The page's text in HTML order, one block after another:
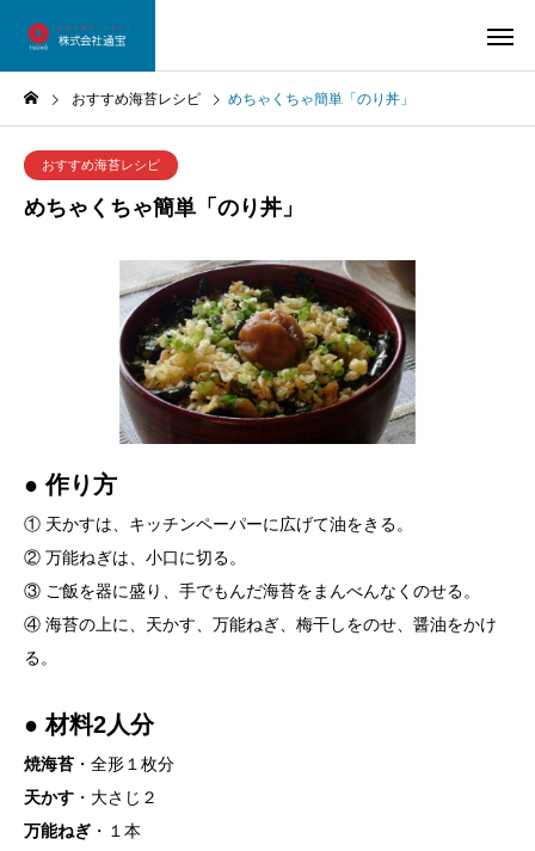
おすすめ海苔レシピ めちゃくちゃ簡単「のり丼」
おすすめ海苔レシピ
めちゃくちゃ簡単「のり丼」
● 作り方
① 天かすは、キッチンペーパーに広げて油をきる。
② 万能ねぎは、小口に切る。
③ ご飯を器に盛り、手でもんだ海苔をまんべんなくのせる。
④ 海苔の上に、天かす、万能ねぎ、梅干しをのせ、醤油をかけ
る。
● 材料2人分
焼海苔 ・全形１枚分
天かす ・大さじ２
万能ねぎ ・１本